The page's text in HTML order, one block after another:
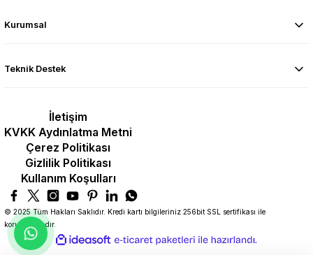
Kurumsal
Teknik Destek
İletişim
KVKK Aydınlatma Metni
Çerez Politikası
Gizlilik Politikası
Kullanım Koşulları
© 2025 Tüm Hakları Saklıdır. Kredi kartı bilgileriniz 256bit SSL sertifikası ile
korunmaktadır.
ideasoft
e-